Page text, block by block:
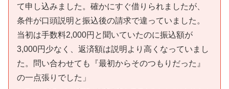
て申し込みました。確かにすぐ借りられましたが、
条件が口頭説明と振込後の請求で違っていました。
当初は手数料2,000円と聞いていたのに振込額が
3,000円少なく、返済額は説明より高くなっていまし
た。問い合わせても『最初からそのつもりだった』
の一点張りでした」